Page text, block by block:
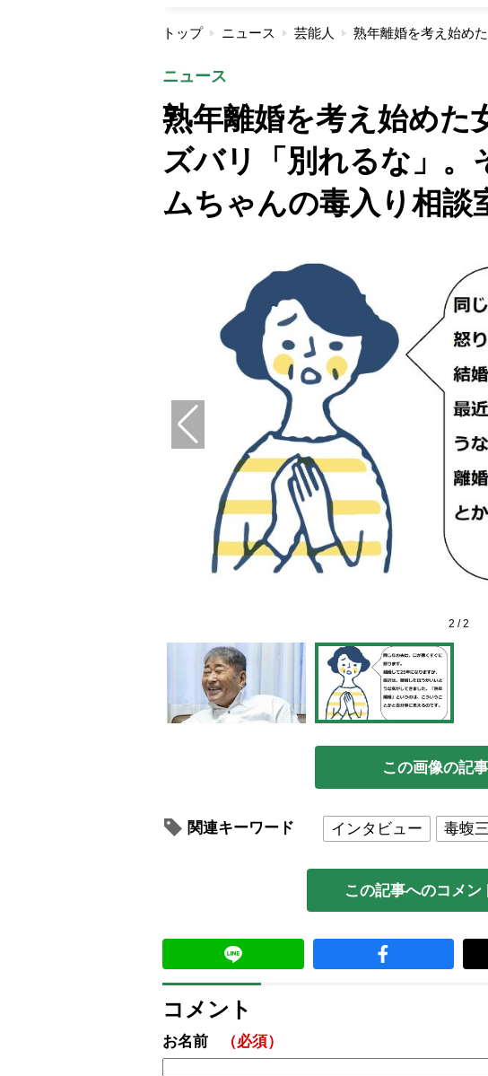
トップ ニュース 芸能人
ニュース
熟年離婚を考え始めた
ズバリ「別れるな」。
ムちゃんの毒入り相談
2 /2
この画像の記
関連キーワード インタビュー 毒蝮
この記事へのコメン
コメント
お名前 （必須）